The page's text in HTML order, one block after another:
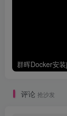
评论 抢沙发